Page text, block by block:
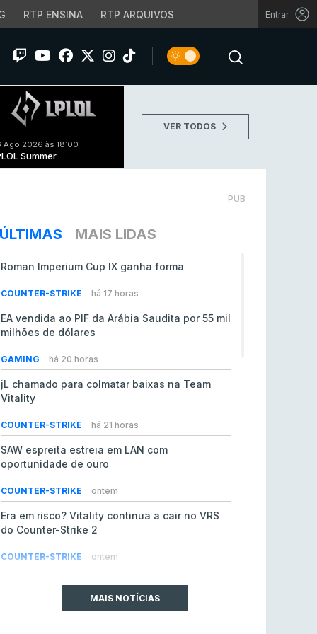
RTP ENSINA RTP ARQUIVOS Entrar
Ago 2026 às 18:00
Summer
VER TODOS
PUB
ÚLTIMAS MAIS LIDAS
Roman Imperium Cup IX ganha forma
COUNTER-STRIKE há 17 horas
EA vendida ao PIF da Arábia Saudita por 55 mil
milhões de dólares
GAMING há 20 horas
jL chamado para colmatar baixas na Team
Vitality
COUNTER-STRIKE há 21 horas
SAW espreita estreia em LAN com
oportunidade de ouro
COUNTER-STRIKE ontem
Era em risco? Vitality continua a cair no VRS
do Counter-Strike 2
COUNTER-STRIKE ontem
comunitários de League of Legends
MAIS NOTÍCIAS